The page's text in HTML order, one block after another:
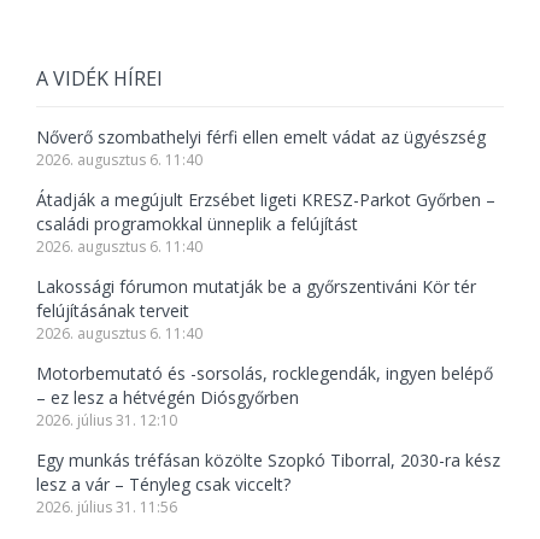
A VIDÉK HÍREI
Nőverő szombathelyi férfi ellen emelt vádat az ügyészség
2026. augusztus 6. 11:40
Átadják a megújult Erzsébet ligeti KRESZ-Parkot Győrben –
családi programokkal ünneplik a felújítást
2026. augusztus 6. 11:40
Lakossági fórumon mutatják be a győrszentiváni Kör tér
felújításának terveit
2026. augusztus 6. 11:40
Motorbemutató és -sorsolás, rocklegendák, ingyen belépő
– ez lesz a hétvégén Diósgyőrben
2026. július 31. 12:10
Egy munkás tréfásan közölte Szopkó Tiborral, 2030-ra kész
lesz a vár – Tényleg csak viccelt?
2026. július 31. 11:56